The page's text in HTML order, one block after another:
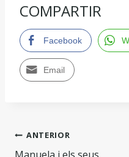
COMPARTIR
Facebook
Email
ANTERIOR